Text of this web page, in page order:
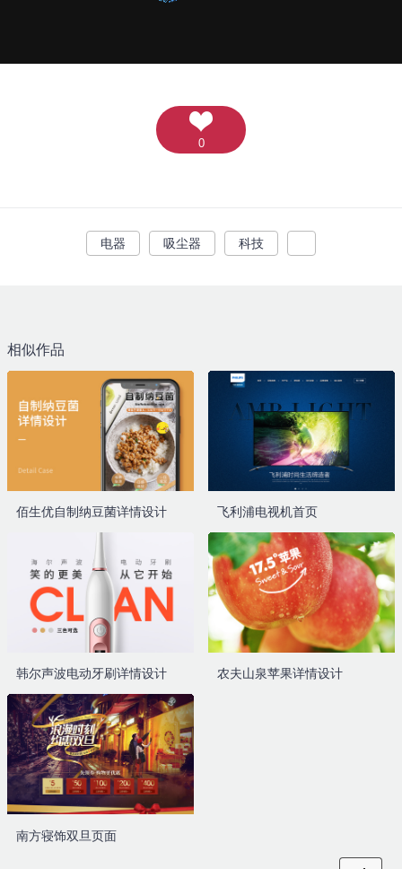
0
电器 吸尘器 科技
相似作品
佰生优自制纳豆菌详情设计 飞利浦电视机首页
韩尔声波电动牙刷详情设计 农夫山泉苹果详情设计
南方寝饰双旦页面